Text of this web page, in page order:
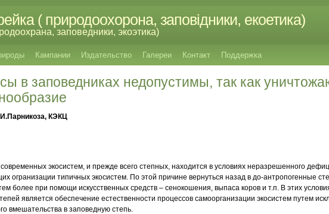
( природоохорона, заповідники, екоетика)
заповедники, экоэтика)
Кампании Издательство Галереи Контакт Поддержка
в заповедниках недопустимы, так как
КЭКЦ
экосистем, и прежде всего степных, находится в условиях неразрешенного
огранизации типичных экосистем. По этой причине вернуться назад в до-антропогенные
более при помощи искусственных средств – сенокошения, выпаса коров и т.п. В этих
является обеспечение естественности процессов самоорганизации экосистем путем
вмешательства в заповедную степь.